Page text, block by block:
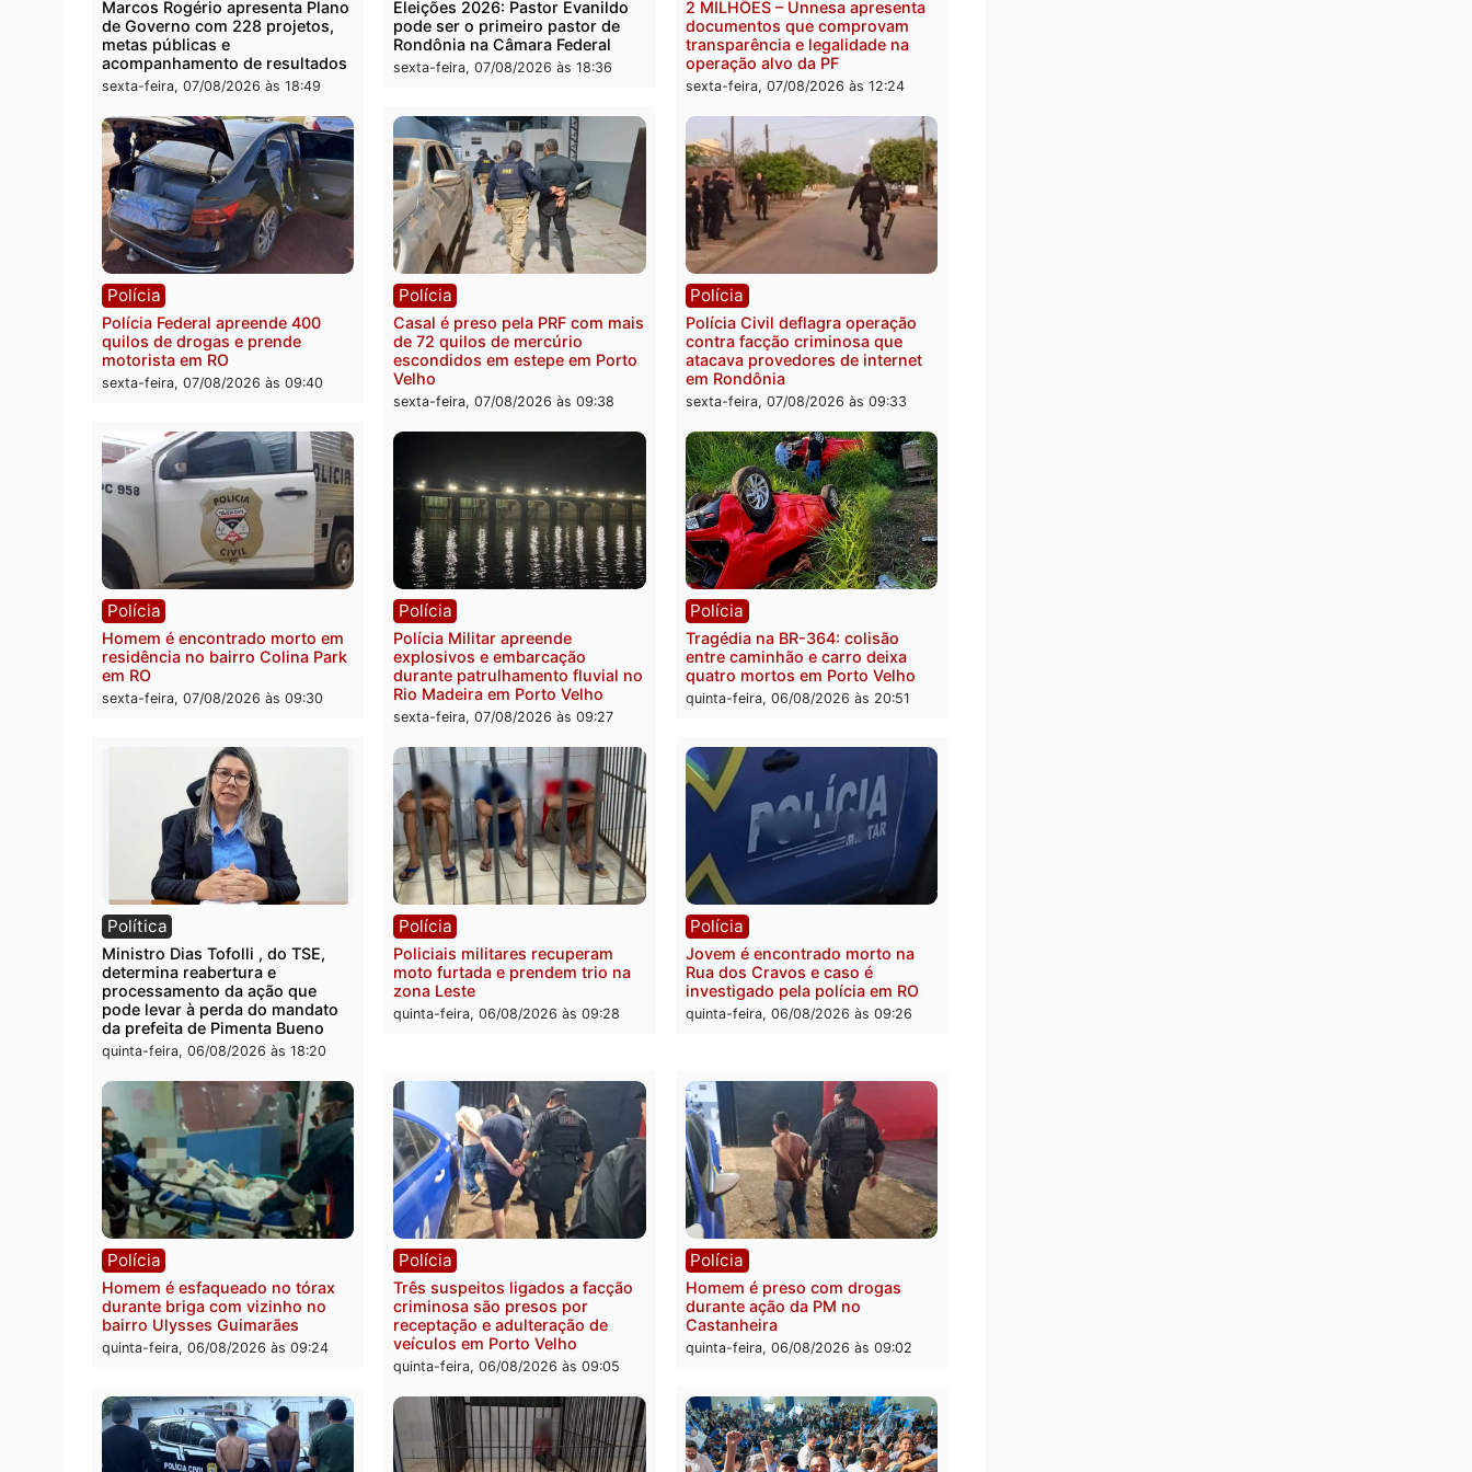
Política
Marcos Rogério apresenta Plano
de Governo com 228 projetos,
metas públicas e
acompanhamento de resultados
sexta-feira, 07/08/2026 às 18:49
Política
Eleições 2026: Pastor Evanildo
pode ser o primeiro pastor de
Rondônia na Câmara Federal
sexta-feira, 07/08/2026 às 18:36
2 MILHÕES – Unnesa apresenta
transparência e legalidade na
operação alvo da PF
sexta-feira, 07/08/2026 às 12:24
Polícia
Polícia Federal apreende 400
quilos de drogas e prende
motorista em RO
sexta-feira, 07/08/2026 às 09:40
Polícia
Casal é preso pela PRF com mais
de 72 quilos de mercúrio
escondidos em estepe em Porto
Velho
sexta-feira, 07/08/2026 às 09:38
Polícia Civil deflagra operação
contra facção criminosa que
atacava provedores de internet
em Rondônia
Polícia
Homem é encontrado morto em
residência no bairro Colina Park
em RO
sexta-feira, 07/08/2026 às 09:30
Polícia
Polícia Militar apreende
explosivos e embarcação
durante patrulhamento fluvial no
Polícia
Tragédia na BR-364: colisão
entre caminhão e carro deixa
quatro mortos em Porto Velho
Política
Ministro Dias Tofolli , do TSE,
determina reabertura e
pode levar à perda do mandato
da prefeita de Pimenta Bueno
quinta-feira, 06/08/2026 às 18:20
Polícia
Policiais militares recuperam
moto furtada e prendem trio na
zona Leste
quinta-feira, 06/08/2026 às 09:28
Polícia
Jovem é encontrado morto na
Rua dos Cravos e caso é
quinta-feira, 06/08/2026 às 09:26